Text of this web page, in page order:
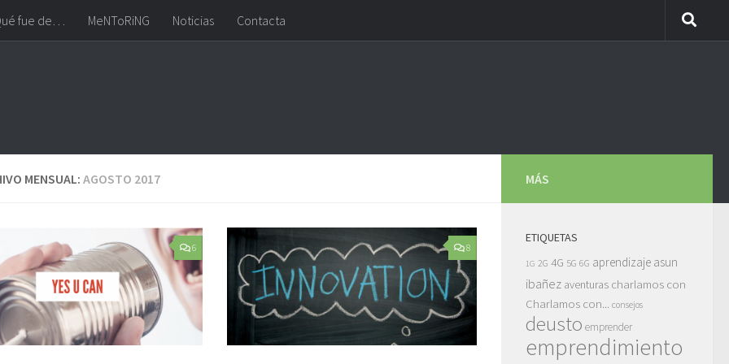
fue de… MeNToRiNG Noticias Contacta
MENSUAL: AGOSTO 2017
6 8
MÁS
ETIQUETAS
1G 2G 4G 5G 6G aprendizaje asun
ibañez aventuras charlamos con
Charlamos con... consejos
deusto emprender
emprendimiento